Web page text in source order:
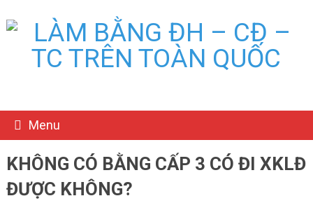
Menu
KHÔNG CÓ BẰNG CẤP 3 CÓ ĐI XKLĐ
ĐƯỢC KHÔNG?